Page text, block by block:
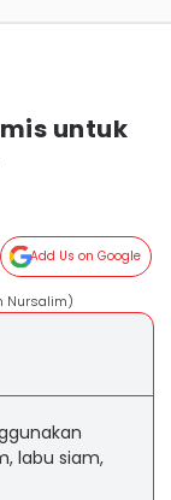
untuk
Add Us on Google
Nursalim)
labu siam,